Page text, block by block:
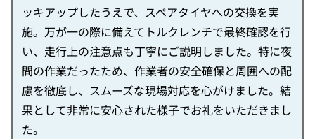
ッキアップしたうえで、スペアタイヤへの交換を実
施。万が一の際に備えてトルクレンチで最終確認を行
い、走行上の注意点も丁寧にご説明しました。特に夜
間の作業だったため、作業者の安全確保と周囲への配
慮を徹底し、スムーズな現場対応を心がけました。結
果として非常に安心された様子でお礼をいただきまし
た。